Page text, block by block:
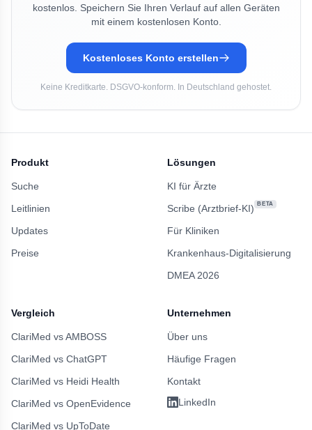
kostenlos. Speichern Sie Ihren Verlauf auf allen Geräten
mit einem kostenlosen Konto.
Kostenloses Konto erstellen
Keine Kreditkarte. DSGVO-konform. In Deutschland gehostet.
Produkt
Suche
Leitlinien
Updates
Preise
Lösungen
KI für Ärzte
Scribe (Arztbrief-KI)
BETA
Für Kliniken
Krankenhaus-Digitalisierung
DMEA 2026
Vergleich
ClariMed vs AMBOSS
ClariMed vs ChatGPT
ClariMed vs Heidi Health
ClariMed vs OpenEvidence
ClariMed vs UpToDate
Unternehmen
Über uns
Häufige Fragen
Kontakt
LinkedIn